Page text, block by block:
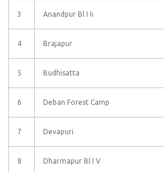
3 Anandpur Bl I Ii
4 Brajapur
5 Budhisatta
6 Deban Forest Camp
7 Devapuri
8 Dharmapur Bl I V